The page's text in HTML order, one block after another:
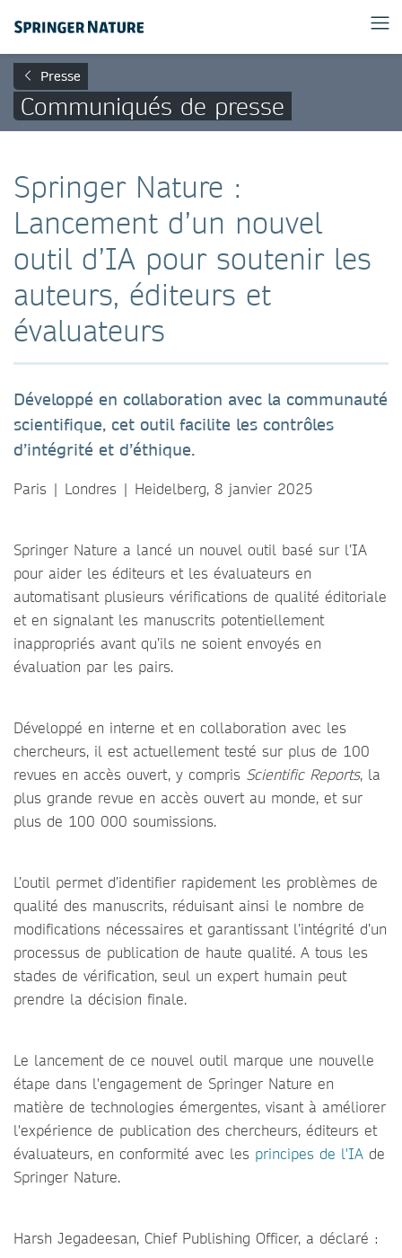
Presse
Communiqués de presse
Springer Nature :
Lancement d’un nouvel
outil d’IA pour soutenir les
auteurs, éditeurs et
évaluateurs
Développé en collaboration avec la communauté
scientifique, cet outil facilite les contrôles
d’intégrité et d’éthique.
Paris | Londres | Heidelberg, 8 janvier 2025
Springer Nature a lancé un nouvel outil basé sur l’IA
pour aider les éditeurs et les évaluateurs en
automatisant plusieurs vérifications de qualité éditoriale
et en signalant les manuscrits potentiellement
inappropriés avant qu’ils ne soient envoyés en
évaluation par les pairs.
Développé en interne et en collaboration avec les
chercheurs, il est actuellement testé sur plus de 100
revues en accès ouvert, y compris Scientific Reports, la
plus grande revue en accès ouvert au monde, et sur
plus de 100 000 soumissions.
L’outil permet d’identifier rapidement les problèmes de
qualité des manuscrits, réduisant ainsi le nombre de
modifications nécessaires et garantissant l’intégrité d’un
processus de publication de haute qualité. A tous les
stades de vérification, seul un expert humain peut
prendre la décision finale.
Le lancement de ce nouvel outil marque une nouvelle
étape dans l'engagement de Springer Nature en
matière de technologies émergentes, visant à améliorer
l'expérience de publication des chercheurs, éditeurs et
évaluateurs, en conformité avec les principes de l'IA de
Springer Nature.
Harsh Jegadeesan, Chief Publishing Officer, a déclaré :